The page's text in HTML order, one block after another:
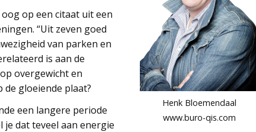
Henk Bloemendaal
www.buro-qis.com
op een citaat uit een
“Uit zeven goed
van parken en
is aan de
overgewicht en
gloeiende plaat?
een langere periode
dat teveel aan energie